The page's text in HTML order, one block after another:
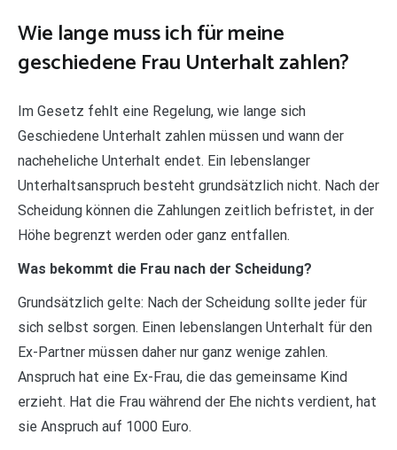
Wie lange muss ich für meine
geschiedene Frau Unterhalt zahlen?
Im Gesetz fehlt eine Regelung, wie lange sich
Geschiedene Unterhalt zahlen müssen und wann der
nacheheliche Unterhalt endet. Ein lebenslanger
Unterhaltsanspruch besteht grundsätzlich nicht. Nach der
Scheidung können die Zahlungen zeitlich befristet, in der
Höhe begrenzt werden oder ganz entfallen.
Was bekommt die Frau nach der Scheidung?
Grundsätzlich gelte: Nach der Scheidung sollte jeder für
sich selbst sorgen. Einen lebenslangen Unterhalt für den
Ex-Partner müssen daher nur ganz wenige zahlen.
Anspruch hat eine Ex-Frau, die das gemeinsame Kind
erzieht. Hat die Frau während der Ehe nichts verdient, hat
sie Anspruch auf 1000 Euro.